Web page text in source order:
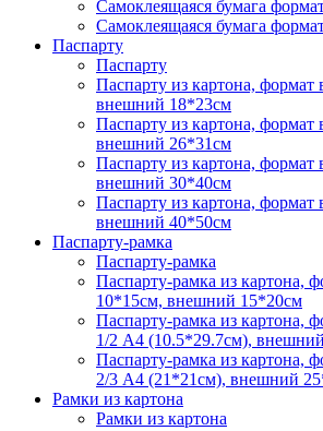
Самоклеящаяся бумага
Самоклеящаяся бумага
Паспарту
Паспарту
Паспарту из картона,
внешний 18*23см
Паспарту из картона,
внешний 26*31см
Паспарту из картона,
внешний 30*40см
Паспарту из картона,
внешний 40*50см
Паспарту-рамка
Паспарту-рамка
Паспарту-рамка из картона,
10*15см, внешний 15*20см
Паспарту-рамка из картона,
1/2 А4 (10.5*29.7см),
Паспарту-рамка из картона,
2/3 А4 (21*21см), внешний
Рамки из картона
Рамки из картона